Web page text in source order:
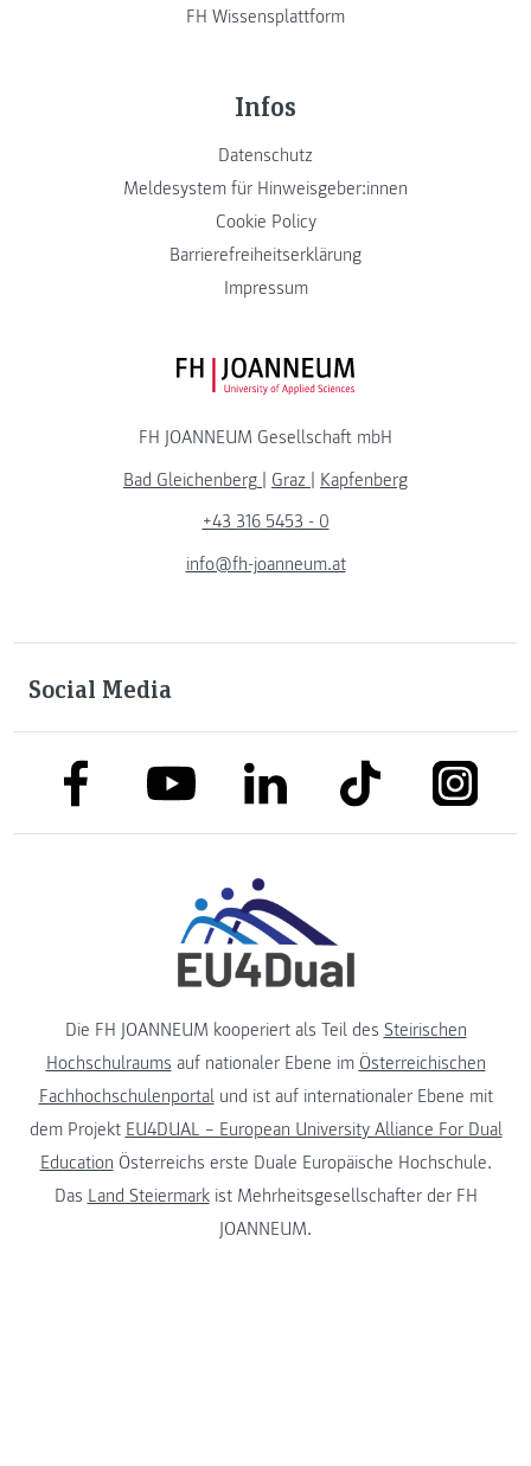
FH Wissensplattform
Infos
Datenschutz
Meldesystem für Hinweisgeber:innen
Cookie Policy
Barrierefreiheitserklärung
Impressum
FH JOANNEUM Logo
FH JOANNEUM Gesellschaft mbH
Bad Gleichenberg | Graz | Kapfenberg
+43 316 5453 - 0
info@fh-joanneum.at
Social Media
link to facebooklink to youtubelink to linkedinlink to tiktok link to
Die FH JOANNEUM kooperiert als Teil des Steirischen
Hochschulraums auf nationaler Ebene im Österreichischen
Fachhochschulenportalund ist auf internationaler Ebene mit
dem Projekt EU4DUAL – European University Alliance For Dual
Education Österreichs erste Duale Europäische Hochschule.
Das Land Steiermarkist Mehrheitsgesellschafter der FH
JOANNEUM.